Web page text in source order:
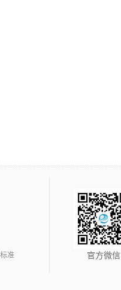
准
官方微信